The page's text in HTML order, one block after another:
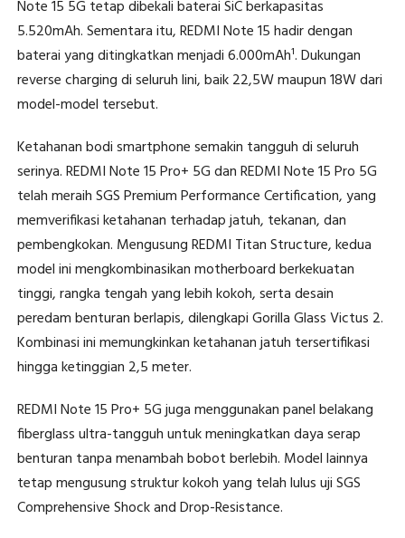
Note 15 5G tetap dibekali baterai SiC berkapasitas
5.520mAh. Sementara itu, REDMI Note 15 hadir dengan
baterai yang ditingkatkan menjadi 6.000mAh¹. Dukungan
reverse charging di seluruh lini, baik 22,5W maupun 18W dari
model-model tersebut.
Ketahanan bodi smartphone semakin tangguh di seluruh
serinya. REDMI Note 15 Pro+ 5G dan REDMI Note 15 Pro 5G
telah meraih SGS Premium Performance Certification, yang
memverifikasi ketahanan terhadap jatuh, tekanan, dan
pembengkokan. Mengusung REDMI Titan Structure, kedua
model ini mengkombinasikan motherboard berkekuatan
tinggi, rangka tengah yang lebih kokoh, serta desain
peredam benturan berlapis, dilengkapi Gorilla Glass Victus 2.
Kombinasi ini memungkinkan ketahanan jatuh tersertifikasi
hingga ketinggian 2,5 meter.
REDMI Note 15 Pro+ 5G juga menggunakan panel belakang
fiberglass ultra-tangguh untuk meningkatkan daya serap
benturan tanpa menambah bobot berlebih. Model lainnya
tetap mengusung struktur kokoh yang telah lulus uji SGS
Comprehensive Shock and Drop-Resistance.